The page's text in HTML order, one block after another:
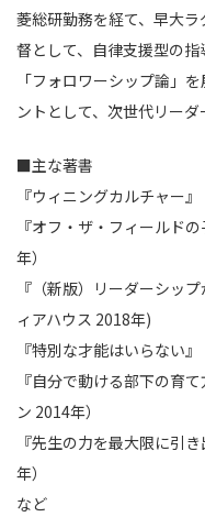
菱総研勤務を経て、早大
督として、自律支援型の
「フォロワーシップ論」
ントとして、次世代リーダ
■主な著書
『ウィニングカルチャー
『オフ・ザ・フィールド
年）
『（新版）リーダーシッ
ィアハウス 2018年)
『特別な才能はいらない
『自分で動ける部下の育
ン 2014年）
『先生の力を最大限に引
年）
など